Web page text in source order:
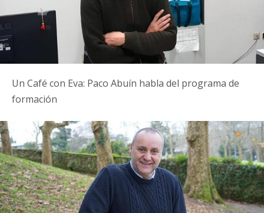
Un Café con Eva: Paco Abuín habla del programa de
formación